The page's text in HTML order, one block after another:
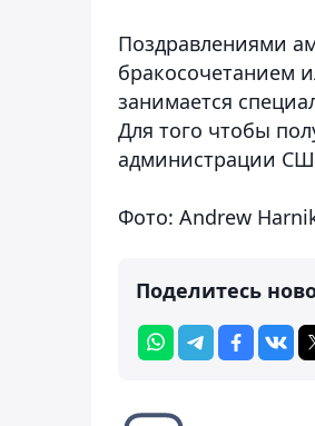
Поздравлениями
бракосочетанием
занимается
Для того чтобы
администрации
Фото: Andrew
Поделитесь